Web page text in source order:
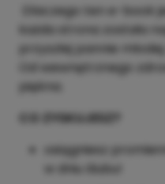
Dlaczego ten e-book
każda strona została
przyszłej pannie
Od wewnętrznego
piękna.
CO ZYSKUJESZ?
osiągniesz
w dniu ślubu!